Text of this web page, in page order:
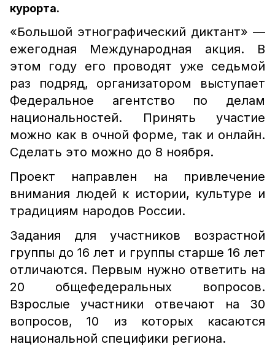
курорта.
«Большой этнографический диктант» —
ежегодная Международная акция. В
этом году его проводят уже седьмой
раз подряд, организатором выступает
Федеральное агентство по делам
национальностей. Принять участие
можно как в очной форме, так и онлайн.
Сделать это можно до 8 ноября.
Проект направлен на привлечение
внимания людей к истории, культуре и
традициям народов России.
Задания для участников возрастной
группы до 16 лет и группы старше 16 лет
отличаются. Первым нужно ответить на
20 общефедеральных вопросов.
Взрослые участники отвечают на 30
вопросов, 10 из которых касаются
национальной специфики региона.